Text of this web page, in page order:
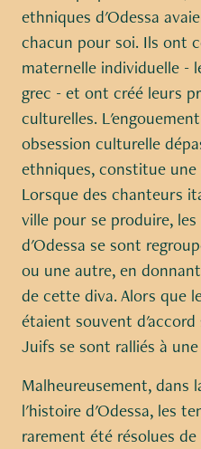
ethniques d'Odessa
chacun pour soi. Ils ont
maternelle individuelle -
grec - et ont créé leurs
culturelles.
obsession culturelle
ethniques, constitue
Lorsque des chanteurs
ville pour se produire,
d'Odessa se sont
ou une autre, en
de cette diva. Alors que
étaient souvent d'accord
Juifs se sont ralliés à
Malheureusement, dans
l'histoire d'Odessa, les
rarement été résolues